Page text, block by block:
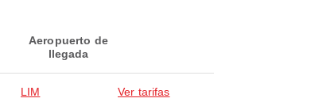
Aeropuerto de
llegada
LIM Ver tarifas